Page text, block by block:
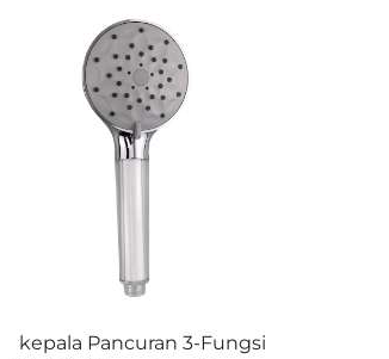
kepala Pancuran 3-Fungsi